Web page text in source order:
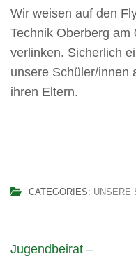
Wir weisen auf den
Technik Oberberg
verlinken. Sicherlich
unsere Schüler/innen
ihren Eltern.
CATEGORIES: UNSERE
Jugendbeirat –